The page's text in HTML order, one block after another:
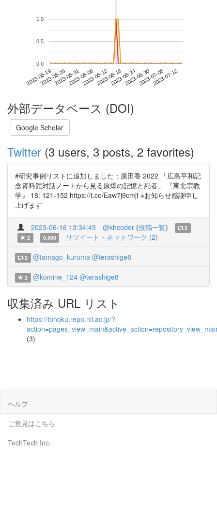
2023-05-192023-05-252023-05-312023-06-062023-06-122023-06-182023-06-242023-06-302023-07-062023-07-12
0.0
0.5
1.0
外部データベース (DOI)
Google Scholar
Twitter (3 users, 3 posts, 2 favorites)
#研究事例リストに追加しました：廣田香 2022 「広島平和記
念資料館対話ノートから見る原爆の記憶と死者」 『東北宗教
学』 18: 121-152 https://t.co/Eaw7j9cmjt ※お知らせ感謝申し
上げます
2023-06-16 13:34:49 @khcoder (投稿一覧)
2
2
0.500 リツイート・ネットワーク (2)
2 @tamago_kuruma @terashige8
2 @komine_124 @terashige8
収集済み URL リスト
https://tohoku.repo.nii.ac.jp/?
(3)
ヘルプ
ご意見はこちら
TechTech Inc.